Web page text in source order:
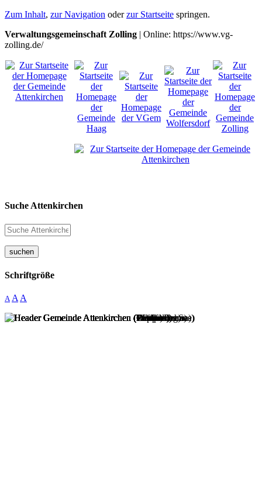
Zum Inhalt, zur Navigation oderzur Startseite springen.
Verwaltungsgemeinschaft Zolling | Online: https://www.vg-
zolling.de/
Suche Attenkirchen
suchen
Schriftgröße
A A A